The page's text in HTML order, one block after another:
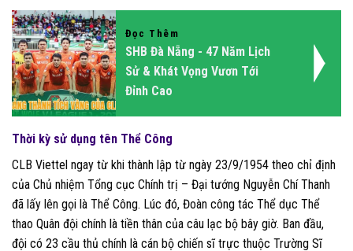
Đọc Thêm
SHB Đà Nẵng - 47 Năm Lịch
Sử & Khát Vọng Vươn Tới
Đỉnh Cao
Thời kỳ sử dụng tên Thể Công
CLB Viettel ngay từ khi thành lập từ ngày 23/9/1954 theo chỉ định
của Chủ nhiệm Tổng cục Chính trị – Đại tướng Nguyễn Chí Thanh
đã lấy lên gọi là Thể Công. Lúc đó, Đoàn công tác Thể dục Thể
thao Quân đội chính là tiền thân của câu lạc bộ bây giờ. Ban đầu,
đội có 23 cầu thủ chính là cán bộ chiến sĩ trực thuộc Trường Sĩ